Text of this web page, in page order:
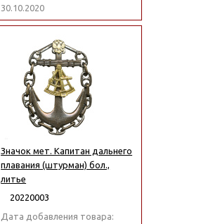
30.10.2020
Значок мет. Капитан дальнего
плавания (штурман) бол.,
литье
20220003
Дата добавления товара: